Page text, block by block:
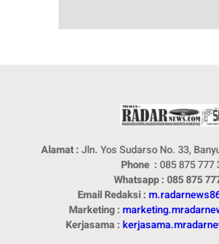
Alamat : Jln. Yos Sudarso No. 33,
Phone : 085 875 777
Whatsapp : 085 875
Email Redaksi :
Marketing :
Kerjasama :